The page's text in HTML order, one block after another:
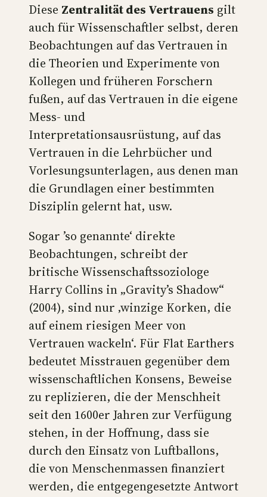
Diese Zentralität des Vertrauens gilt
auch für Wissenschaftler selbst, deren
Beobachtungen auf das Vertrauen in
die Theorien und Experimente von
Kollegen und früheren Forschern
fußen, auf das Vertrauen in die eigene
Mess- und
Interpretationsausrüstung, auf das
Vertrauen in die Lehrbücher und
Vorlesungsunterlagen, aus denen man
die Grundlagen einer bestimmten
Disziplin gelernt hat, usw.
Sogar ’so genannte‘ direkte
Beobachtungen, schreibt der
britische Wissenschaftssoziologe
Harry Collins in „Gravity’s Shadow“
(2004), sind nur ‚winzige Korken, die
auf einem riesigen Meer von
Vertrauen wackeln‘. Für Flat Earthers
bedeutet Misstrauen gegenüber dem
wissenschaftlichen Konsens, Beweise
zu replizieren, die der Menschheit
seit den 1600er Jahren zur Verfügung
stehen, in der Hoffnung, dass sie
durch den Einsatz von Luftballons,
die von Menschenmassen finanziert
werden, die entgegengesetzte Antwort